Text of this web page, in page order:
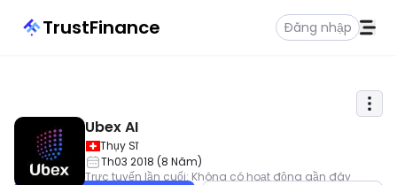
TrustFinance Đăng nhập
Ubex AI
Thụy Sĩ
Th03 2018 (8 Năm)
Trực tuyến lần cuối: Không có hoạt động gần đây